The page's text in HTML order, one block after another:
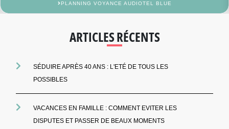
PLANNING VOYANCE AUDIOTEL BLUE
ARTICLES RÉCENTS
SÉDUIRE APRÈS 40 ANS : L'ETÉ DE TOUS LES
POSSIBLES
VACANCES EN FAMILLE : COMMENT EVITER LES
DISPUTES ET PASSER DE BEAUX MOMENTS